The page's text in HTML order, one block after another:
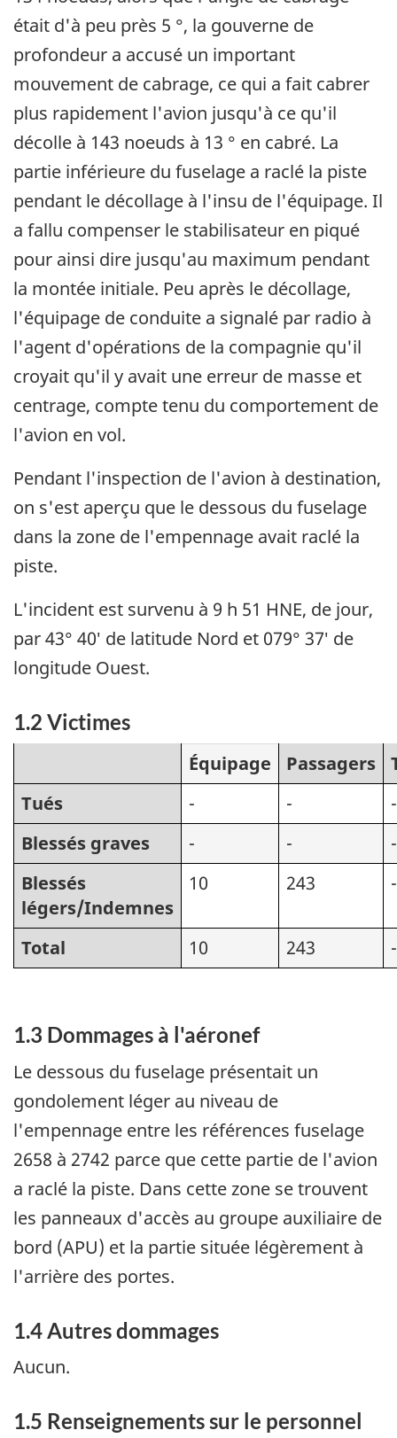
était d'à peu près 5 °, la gouverne de
profondeur a accusé un important
mouvement de cabrage, ce qui a fait cabrer
plus rapidement l'avion jusqu'à ce qu'il
décolle à 143 noeuds à 13 ° en cabré. La
partie inférieure du fuselage a raclé la piste
pendant le décollage à l'insu de l'équipage. Il
a fallu compenser le stabilisateur en piqué
pour ainsi dire jusqu'au maximum pendant
la montée initiale. Peu après le décollage,
l'équipage de conduite a signalé par radio à
l'agent d'opérations de la compagnie qu'il
croyait qu'il y avait une erreur de masse et
centrage, compte tenu du comportement de
l'avion en vol.
Pendant l'inspection de l'avion à destination,
on s'est aperçu que le dessous du fuselage
dans la zone de l'empennage avait raclé la
piste.
L'incident est survenu à 9 h 51 HNE, de jour,
par 43° 40′ de latitude Nord et 079° 37′ de
longitude Ouest.
1.2 Victimes
Équipage Passagers
Tués
- -
-
Blessés graves
- -
-
Blessés
légers/Indemnes
10 243 -
Total 10 243 -
1.3 Dommages à l'aéronef
Le dessous du fuselage présentait un
gondolement léger au niveau de
l'empennage entre les références fuselage
2658 à 2742 parce que cette partie de l'avion
a raclé la piste. Dans cette zone se trouvent
les panneaux d'accès au groupe auxiliaire de
bord (APU) et la partie située légèrement à
l'arrière des portes.
1.4 Autres dommages
Aucun.
1.5 Renseignements sur le personnel